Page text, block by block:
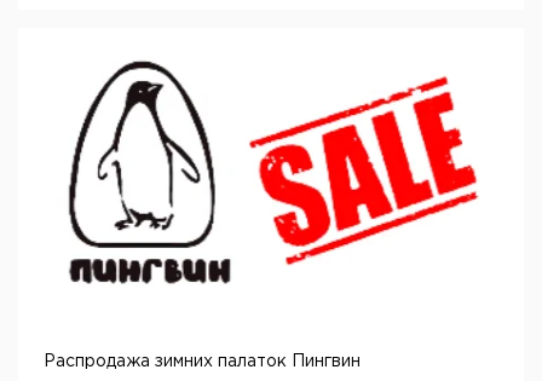
Распродажа зимних палаток Пингвин